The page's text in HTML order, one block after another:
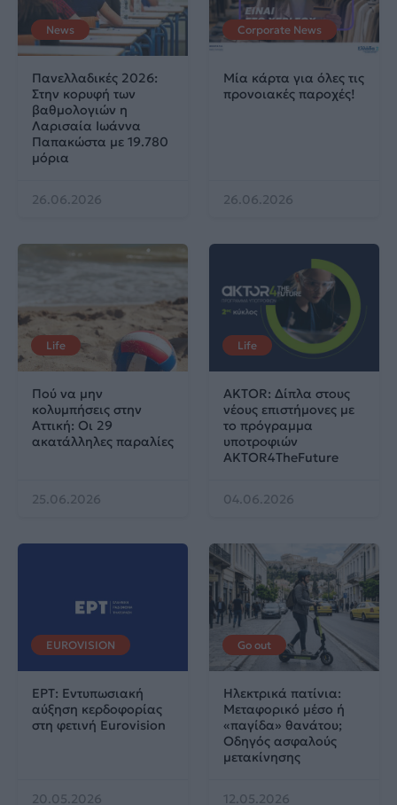
News
Πανελλαδικές 2026:
Στην κορυφή των
βαθμολογιών η
Λαρισαία Ιωάννα
Παπακώστα με 19.780
μόρια
26.06.2026
Corporate News
Μία κάρτα για όλες τις
προνοιακές παροχές!
26.06.2026
Life
Πού να μην
κολυμπήσεις στην
Αττική: Οι 29
ακατάλληλες παραλίες
25.06.2026
Life
AKTOR: Δίπλα στους
νέους επιστήμονες με
το πρόγραμμα
υποτροφιών
AKTOR4TheFuture
04.06.2026
EUROVISION
ΕΡΤ: Εντυπωσιακή
αύξηση κερδοφορίας
στη φετινή Eurovision
20.05.2026
Go out
Ηλεκτρικά πατίνια:
Μεταφορικό μέσο ή
«παγίδα» θανάτου;
Οδηγός ασφαλούς
μετακίνησης
12.05.2026